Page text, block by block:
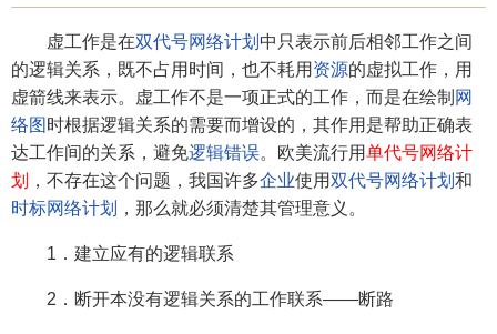
虚工作是在双代号网络计划 中只表示前后相邻工作之间
的逻辑关系，既不占用时间，也不耗用 资源的虚拟工作，用
虚箭线来表示。虚工作不是一项正式的工作，而是在绘制 网
络图 时根据逻辑关系的需要而增设的，其作用是帮助正确表
达工作间的关系，避免逻辑错误。欧美流行用单代号网络计
划
，不存在这个问题，我国许多企业使用双代号网络计划 和
时标网络计划
，那么就必须清楚其管理意义。
1．建立应有的逻辑联系
2．断开本没有逻辑关系的工作联系——断路